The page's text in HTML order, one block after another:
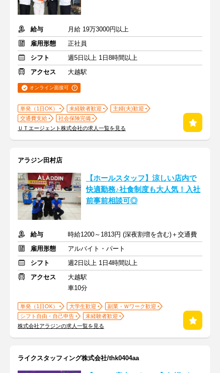
給与
月給 19万3000円以上
雇用形態
正社員
シフト
週5日以上 1日8時間以上
アクセス
大越駅
オンライン面接可
単発（1日OK） 未経験者歓迎
主婦(夫)歓迎
交通費支給
社会保険完備
ＵＴエージェント株式会社の求人一覧を見る
アラジン田村店
【ホールスタッフ】涼しい店内で
快適勤務♪社食制度も大人気！入社
前事前相談可◎
給与
時給1200～1813円 (深夜割増を含む)＋交通費
雇用形態
アルバイト・パート
シフト
週2日以上 1日4時間以上
アクセス
大越駅
車10分
単発（1日OK） 大学生歓迎
副業・Ｗワーク歓迎
シフト自由・自己申告
未経験者歓迎
株式会社アラジンの求人一覧を見る
ライクスタッフィング株式会社/thk0404aa